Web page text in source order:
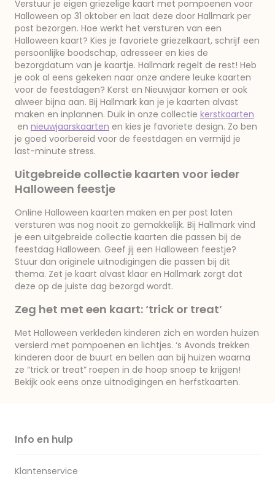
Verstuur je eigen griezelige kaart met pompoenen voor
Halloween op 31 oktober en laat deze door Hallmark per
post bezorgen. Hoe werkt het versturen van een
Halloween kaart? Kies je favoriete griezelkaart, schrijf een
persoonlijke boodschap, adresseer en kies de
bezorgdatum van je kaartje. Hallmark regelt de rest! Heb
je ook al eens gekeken naar onze andere leuke kaarten
voor de feestdagen? Kerst en Nieuwjaar komen er ook
alweer bijna aan. Bij Hallmark kan je je kaarten alvast
maken en inplannen. Duik in onze collectie kerstkaarten
en nieuwjaarskaarten en kies je favoriete design. Zo ben
je goed voorbereid voor de feestdagen en vermijd je
last-minute stress.
Uitgebreide collectie kaarten voor ieder
Halloween feestje
Online Halloween kaarten maken en per post laten
versturen was nog nooit zo gemakkelijk. Bij Hallmark vind
je een uitgebreide collectie kaarten die passen bij de
feestdag Halloween. Geef jij een Halloween feestje?
Stuur dan originele uitnodigingen die passen bij dit
thema. Zet je kaart alvast klaar en Hallmark zorgt dat
deze op de juiste dag bezorgd wordt.
Zeg het met een kaart: ‘trick or treat’
Met Halloween verkleden kinderen zich en worden huizen
versierd met pompoenen en lichtjes. ‘s Avonds trekken
kinderen door de buurt en bellen aan bij huizen waarna
ze “trick or treat” roepen in de hoop snoep te krijgen!
Bekijk ook eens onze uitnodigingen en herfstkaarten.
Info en hulp
Klantenservice